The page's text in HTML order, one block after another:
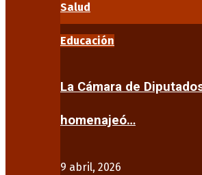
Salud
Educación
La Cámara de
homenajeó…
9 abril, 2026